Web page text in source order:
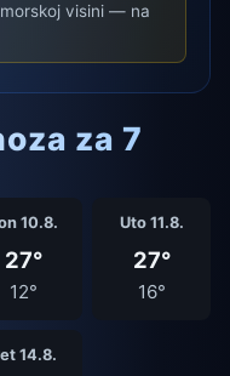
visini — na
za 7
10.8.
27°
12°
Uto 11.8.
27°
16°
14.8.